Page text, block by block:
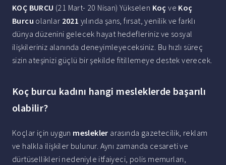
KOÇ BURCU (21 Mart- 20 Nisan) Yükselen Koç ve Koç
Burcu olanlar 2021 yılında şans, fırsat, yenilik ve farklı
dünya düzenini gelecek hayat hedefleriniz ve sosyal
ilişkileriniz alanında deneyimleyeceksiniz. Bu hızlı süreç
sizin ateşinizi güçlü bir şekilde fitillemeye destek verecek.
Koç burcu kadını hangi mesleklerde başarılı
olabilir?
Koçlar için uygun meslekler arasında gazetecilik, reklam
ve halkla ilişkiler bulunur. Aynı zamanda cesareti ve
dürtüsellikleri nedeniyle itfaiyeci, polis memurları,